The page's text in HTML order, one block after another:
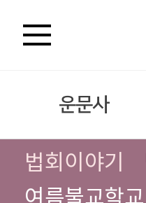
운문사
법회이야기